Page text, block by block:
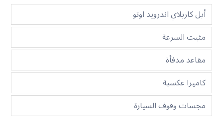
أبل كاربلاي اندرويد اوتو
مثبت السرعة
مقاعد مدفأة
كاميرا عكسية
مجسات وقوف السيارة